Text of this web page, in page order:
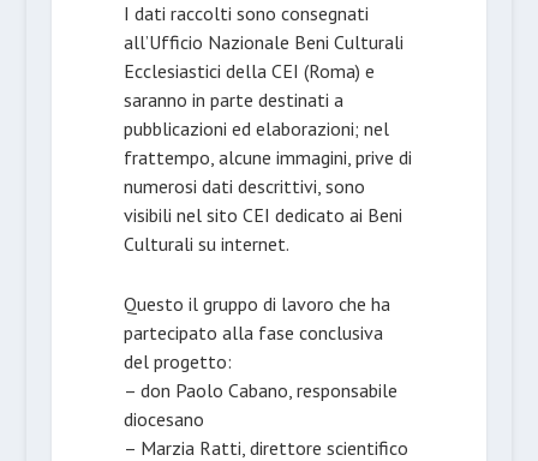
I dati raccolti sono consegnati
all’Ufficio Nazionale Beni Culturali
Ecclesiastici della CEI (Roma) e
saranno in parte destinati a
pubblicazioni ed elaborazioni; nel
frattempo, alcune immagini, prive di
numerosi dati descrittivi, sono
visibili nel sito CEI dedicato ai Beni
Culturali su internet.
Questo il gruppo di lavoro che ha
partecipato alla fase conclusiva
del progetto:
– don Paolo Cabano, responsabile
diocesano
– Marzia Ratti, direttore scientifico